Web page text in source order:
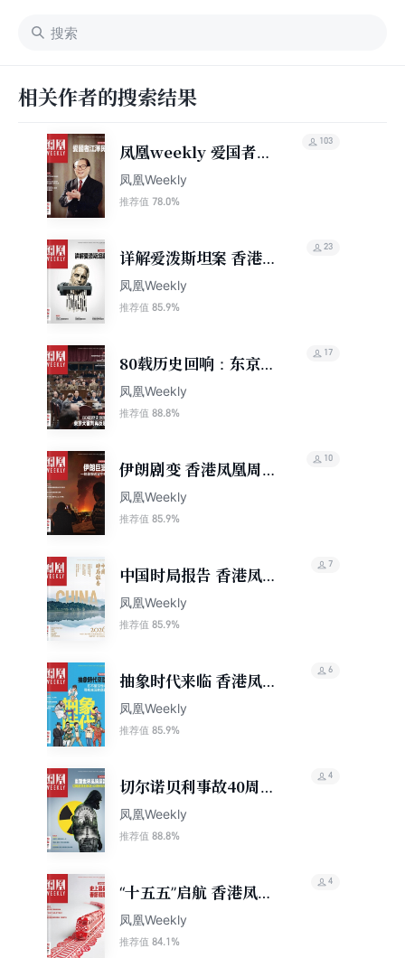
相关作者的搜索结果
凤凰weekly 爱国者江
泽民（2023年第1期）
凤凰Weekly
推荐值 78.0%
103
详解爱泼斯坦案 香港凤
凰周刊2026年第11期
凤凰Weekly
推荐值 85.9%
23
80载历史回响：东京大
审判再反思 香港凤凰周
刊2026年第14期
凤凰Weekly
推荐值 88.8%
17
伊朗剧变 香港凤凰周刊
2026年第10期
凤凰Weekly
推荐值 85.9%
10
中国时局报告 香港凤凰
周刊2026年第1期
凤凰Weekly
推荐值 85.9%
7
抽象时代来临 香港凤凰
周刊2026年第8期
凤凰Weekly
推荐值 85.9%
6
切尔诺贝利事故40周年
反思 香港凤凰周刊
2026年第12期
凤凰Weekly
推荐值 88.8%
4
“十五五”启航 香港凤凰
周刊2026年第7期
凤凰Weekly
推荐值 84.1%
4